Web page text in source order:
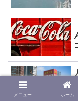
メニュー ホーム